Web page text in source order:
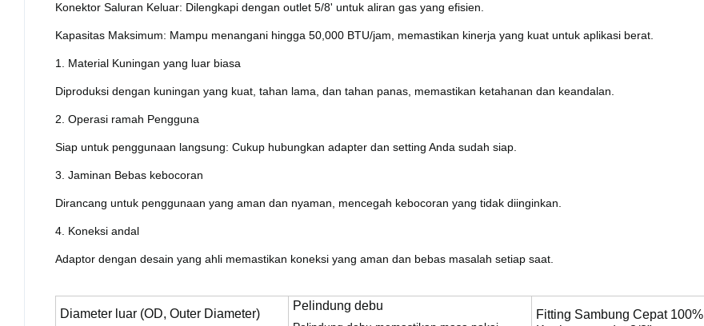
Konektor Saluran Keluar: Dilengkapi dengan outlet 5/8' untuk aliran gas yang efisien.
Kapasitas Maksimum: Mampu menangani hingga 50,000 BTU/jam, memastikan kinerja yang kuat untuk aplikasi berat.
1. Material Kuningan yang luar biasa
Diproduksi dengan kuningan yang kuat, tahan lama, dan tahan panas, memastikan ketahanan dan keandalan.
2. Operasi ramah Pengguna
Siap untuk penggunaan langsung: Cukup hubungkan adapter dan setting Anda sudah siap.
3. Jaminan Bebas kebocoran
Dirancang untuk penggunaan yang aman dan nyaman, mencegah kebocoran yang tidak diinginkan.
4. Koneksi andal
Adaptor dengan desain yang ahli memastikan koneksi yang aman dan bebas masalah setiap saat.
Diameter luar (OD, Outer Diameter)
Pelindung debu
Fitting Sambung Cepat 100%